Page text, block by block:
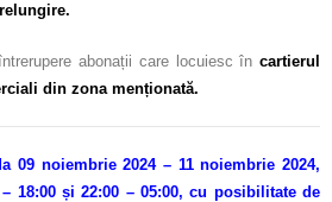
abonații care locuiesc în cartierul
din zona menționată.
09 noiembrie 2024 – 11 noiembrie 2024,
18:00 și 22:00 – 05:00, cu posibilitate de